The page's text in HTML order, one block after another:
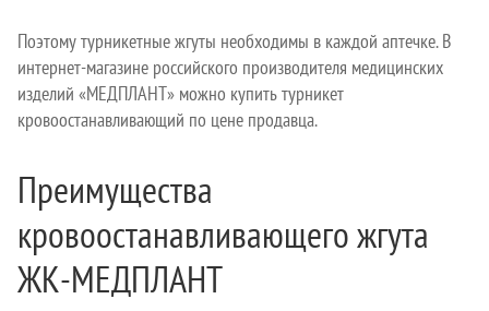
Поэтому турникетные жгуты необходимы в каждой аптечке. В
интернет-магазине российского производителя медицинских
изделий «МЕДПЛАНТ» можно купить турникет
кровоостанавливающий по цене продавца.
Преимущества
кровоостанавливающего жгута
ЖК-МЕДПЛАНТ